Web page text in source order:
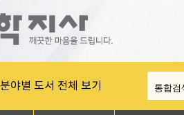
분야별 도서 전체 보기